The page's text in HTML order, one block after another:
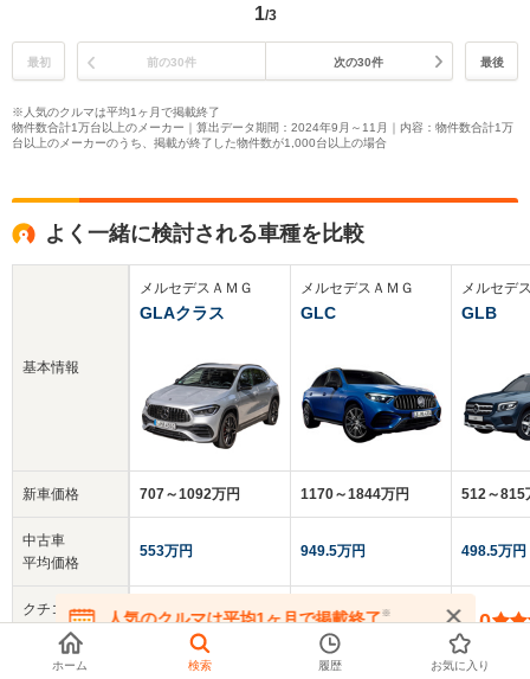
1/3
最初 前の30件 次の30件 最後
※人気のクルマは平均1ヶ月で掲載終了
物件数合計1万台以上のメーカー｜算出データ期間：2024年9月～11月｜内容：物件数合計1万
台以上のメーカーのうち、掲載が終了した物件数が1,000台以上の場合
よく一緒に検討される車種を比較
基本情報
新車価格
中古車
平均価格
クチコミ
総合評価
メルセデスＡＭＧ
GLAクラス
707～1092万円
553万円
5.0
メルセデスＡＭＧ
GLC
1170～1844万円
949.5万円
-
メルセデ
GLB
512～815
498.5万円
5.0
人気のクルマは平均1ヶ月で掲載終了※
在庫が無くなる前にお問い合わせください
ホーム 検索 履歴 お気に入り